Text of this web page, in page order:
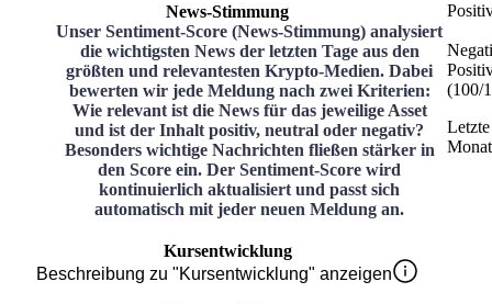
News-Stimmung
Unser Sentiment-Score (News-Stimmung) analysiert
die wichtigsten News der letzten Tage aus den
größten und relevantesten Krypto-Medien. Dabei
bewerten wir jede Meldung nach zwei Kriterien:
Wie relevant ist die News für das jeweilige Asset
und ist der Inhalt positiv, neutral oder negativ?
Besonders wichtige Nachrichten fließen stärker in
den Score ein. Der Sentiment-Score wird
kontinuierlich aktualisiert und passt sich
automatisch mit jeder neuen Meldung an.
(100/
Kursentwicklung
Beschreibung zu "Kursentwicklung" anzeigen